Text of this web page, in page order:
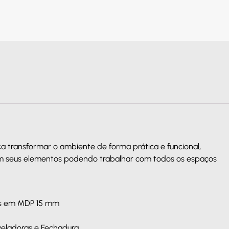
transformar o ambiente de forma prática e funcional,
seus elementos podendo trabalhar com todos os espaços
em MDP 15 mm